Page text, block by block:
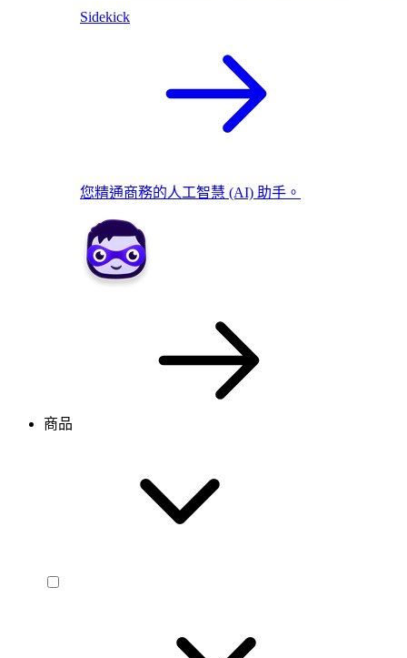
Sidekick
您精通商務的人工智慧 (AI) 助手。
商品